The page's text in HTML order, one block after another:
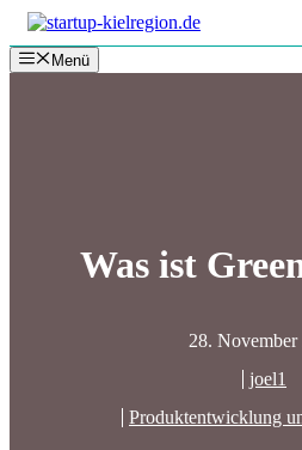
Zum
Inhalt
springenMenü
Was ist
28. November
joel1
Produktentwicklung